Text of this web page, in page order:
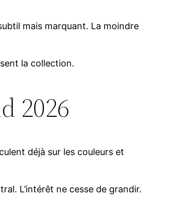
mais marquant. La moindre
la collection.
2026
déjà sur les couleurs et
L’intérêt ne cesse de grandir.